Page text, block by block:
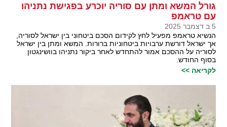
גורל המשא ומתן עם סוריה יוכרע בפגישת נתניהו
עם טראמפ
5 ב דצמבר 2025
הנשיא טראמפ מפעיל לחץ לקידום הסכם ביטחוני בין ישראל לסוריה,
אך ישראל דורשת ערבויות ביטחוניות ברורות. המשא ומתן בין ישראל
לסוריה על ההסכם אמור להתחדש לאחר ביקור נתניהו בוושינגטון
בסוף החודש.
לקריאה >>